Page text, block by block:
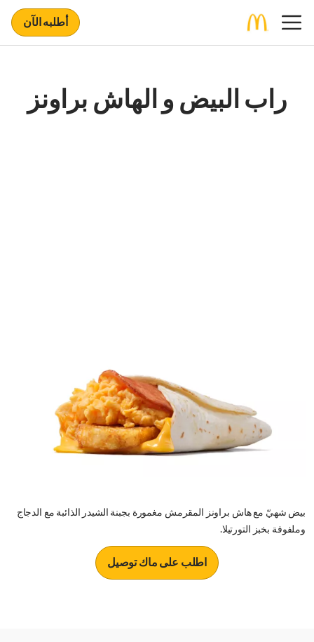
أطلبه الآن
راب البيض و الهاش براونز
بيض شهيّ مع هاش براونز المقرمش مغمورة بجبنة الشيدر الذائبة مع الدجاج
وملفوفة بخبز التورتيلا.
اطلب على ماك توصيل